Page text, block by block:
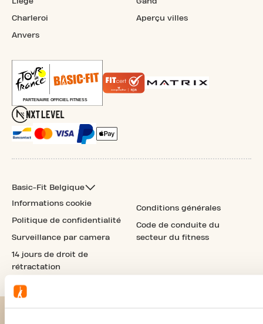
Charleroi
Anvers
Aperçu villes
Basic-Fit Belgique
Informations cookie
Politique de confidentialité
Surveillance par camera
14 jours de droit de
rétractation
Conditions générales
Code de conduite du
secteur du fitness